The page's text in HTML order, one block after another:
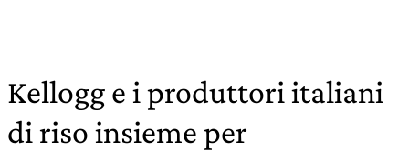
Kellogg e i produttori italiani
di riso insieme per